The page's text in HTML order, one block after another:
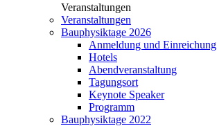
Veranstaltungen
Veranstaltungen
Bauphysiktage 2026
Anmeldung und Einreichung
Hotels
Abendveranstaltung
Tagungsort
Keynote Speaker
Programm
Bauphysiktage 2022